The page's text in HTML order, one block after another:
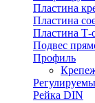
Пластина
Пластина
Пластина Т-
Подвес
Профиль
Рейка DIN